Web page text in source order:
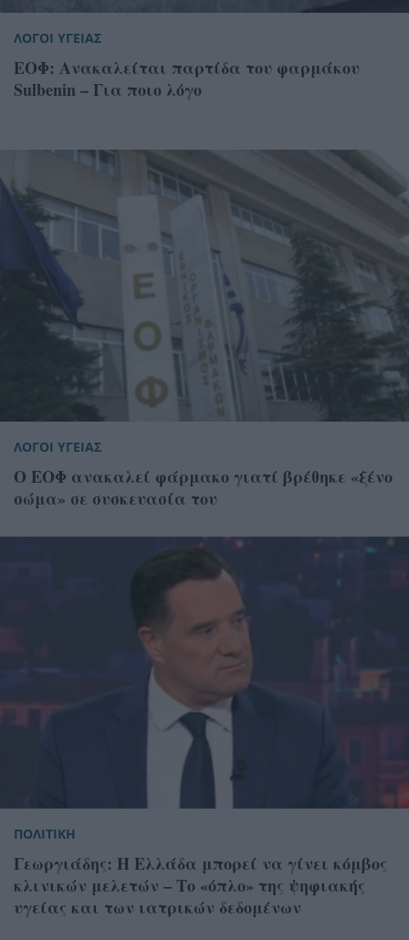
ΛΟΓΟΙ ΥΓΕΙΑΣ
ΕΟΦ: Ανακαλείται παρτίδα του φαρμάκου
Sulbenin – Για ποιο λόγο
ΛΟΓΟΙ ΥΓΕΙΑΣ
Ο ΕΟΦ ανακαλεί φάρμακο γιατί βρέθηκε «ξένο
σώμα» σε συσκευασία του
ΠΟΛΙΤΙΚΗ
Γεωργιάδης: Η Ελλάδα μπορεί να γίνει κόμβος
κλινικών μελετών – Το «όπλο» της ψηφιακής
υγείας και των ιατρικών δεδομένων